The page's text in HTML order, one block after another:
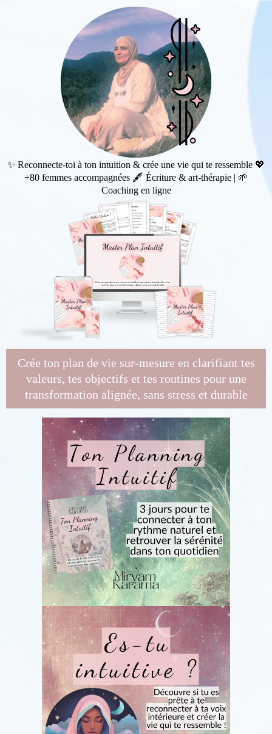
✨ Reconnecte-toi à ton intuition & crée une vie qui te ressemble 💖
+80 femmes accompagnées 🖋️ Écriture & art-thérapie | 🌱
Coaching en ligne
Crée ton plan de vie sur-mesure en clarifiant tes
valeurs, tes objectifs et tes routines pour une
transformation alignée, sans stress et durable